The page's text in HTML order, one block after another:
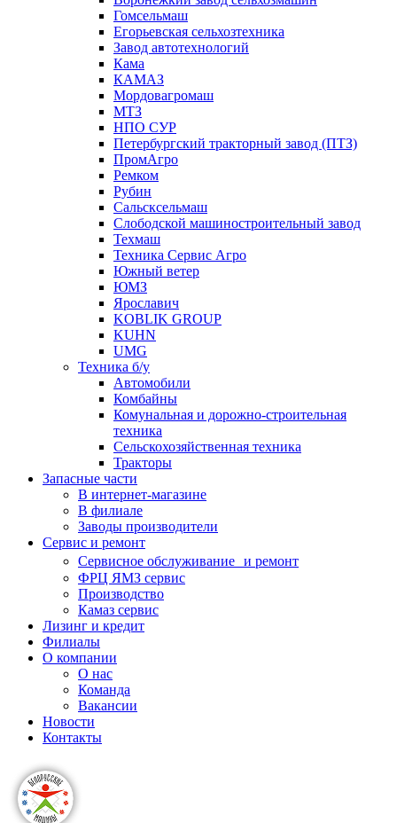
Гомсельмаш
Егорьевская сельхозтехника
Завод автотехнологий
Кама
КАМАЗ
Мордовагромаш
МТЗ
НПО СУР
Петербургский тракторный завод (ПТЗ)
ПромАгро
Ремком
Рубин
Сальскcельмаш
Слободской машиностроительный завод
Техмаш
Техника Сервис Агро
Южный ветер
ЮМЗ
Ярославич
KOBLIK GROUP
KUHN
UMG
Техника б/у
Автомобили
Комбайны
Комунальная и дорожно-строительная
техника
Сельскохозяйственная техника
Тракторы
Запасные части
В интернет-магазине
В филиале
Заводы производители
Сервис и ремонт
Сервисное обслуживание и ремонт
ФРЦ ЯМЗ сервис
Производство
Камаз сервис
Лизинг и кредит
Филиалы
О компании
О нас
Команда
Вакансии
Новости
Контакты